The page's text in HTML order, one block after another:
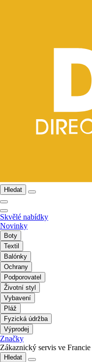
Hledat
Skvělé nabídky
Novinky
Boty
Textil
Balónky
Ochrany
Podporovatel
Životní styl
Vybavení
Pláž
Fyzická údržba
Výprodej
Značky
Zákaznický servis ve Francie
Hledat